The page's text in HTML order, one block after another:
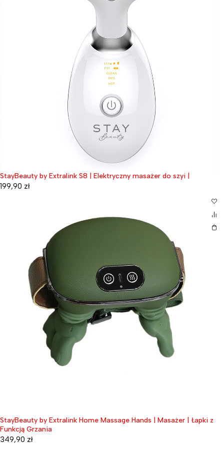
StayBeauty by Extralink S8 | Elektryczny masażer do szyi |
199,90 zł
StayBeauty by Extralink Home Massage Hands | Masażer | Łapki z
Funkcją Grzania
349,90 zł